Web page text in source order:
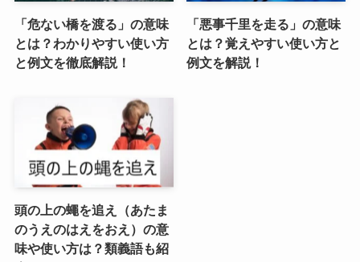
「危ない橋を渡る」の意味
とは？わかりやすい使い方
と例文を徹底解説！
「悪事千里を走る」の意味
とは？覚えやすい使い方と
例文を解説！
頭の上の蠅を追え（あたま
のうえのはえをおえ）の意
味や使い方は？類義語も紹